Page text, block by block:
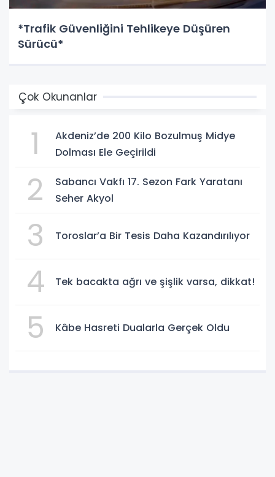
*​Trafik Güvenliğini Tehlikeye Düşüren
Sürücü*
Çok Okunanlar
1
Akdeniz’de 200 Kilo Bozulmuş Midye
Dolması Ele Geçirildi
2
Sabancı Vakfı 17. Sezon Fark Yaratanı
Seher Akyol
3 Toroslar’a Bir Tesis Daha Kazandırılıyor
4 Tek bacakta ağrı ve şişlik varsa, dikkat!
5 Kâbe Hasreti Dualarla Gerçek Oldu